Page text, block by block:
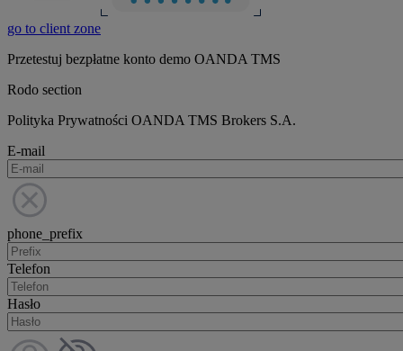
go to client zone
Przetestuj bezpłatne konto demo OANDA TMS
Rodo section
Polityka Prywatności OANDA TMS Brokers S.A.
E-mail
phone_prefix
Telefon
Hasło